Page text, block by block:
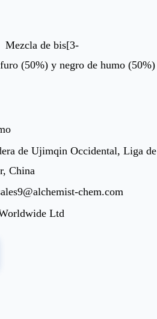
Mezcla de bis[3-
(50%) y negro de humo (50%)
de Ujimqin Occidental, Liga de
China
chem.com
Ltd